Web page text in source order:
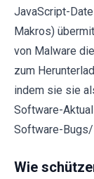
JavaScript-
Makros)
von Malware
zum
indem sie sie
Software-
Software-Bugs/
Wie